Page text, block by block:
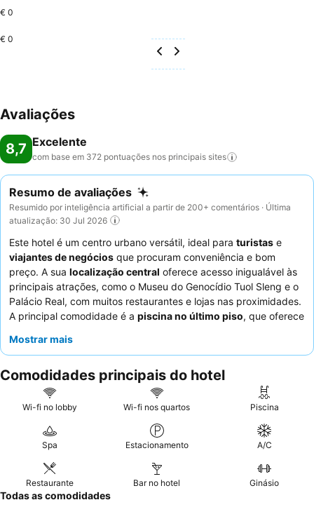
€ 0
€ 0
Avaliações
8,7 Excelente
com base em 372 pontuações nos principais sites
Resumo de avaliações
Resumido por inteligência artificial a partir de 200+ comentários · Última
atualização: 30 Jul 2026
Este hotel é um centro urbano versátil, ideal para turistas e
viajantes de negócios que procuram conveniência e bom
preço. A sua localização central oferece acesso inigualável às
principais atrações, como o Museu do Genocídio Tuol Sleng e o
Palácio Real, com muitos restaurantes e lojas nas proximidades.
A principal comodidade é a piscina no último piso, que oferece
exploração ou trabalho. Os hóspedes elogiam consistentemente
excelente café servido no café do hotel. Para uma estadia mais
confortável e conveniente, considere reservar um quarto com
umacozinha bem equipada.
Mostrar mais
Comodidades principais do hotel
Wi-fi no lobby Wi-fi nos quartos Piscina
Spa Estacionamento A/C
Restaurante Bar no hotel Ginásio
Todas as comodidades